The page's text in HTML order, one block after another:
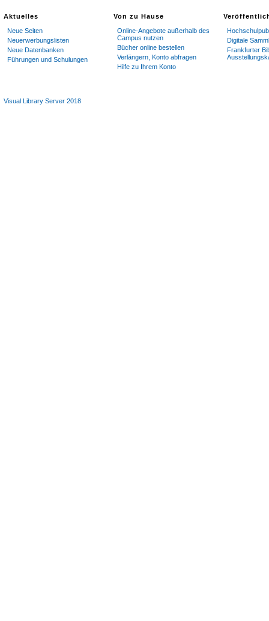
Aktuelles
Neue Seiten
Neuerwerbungslisten
Neue Datenbanken
Führungen und Schulungen
Von zu Hause
Online-Angebote außerhalb des
Campus nutzen
Bücher online bestellen
Verlängern, Konto abfragen
Hilfe zu Ihrem Konto
Digitale
Frankfurter
Visual Library Server 2018